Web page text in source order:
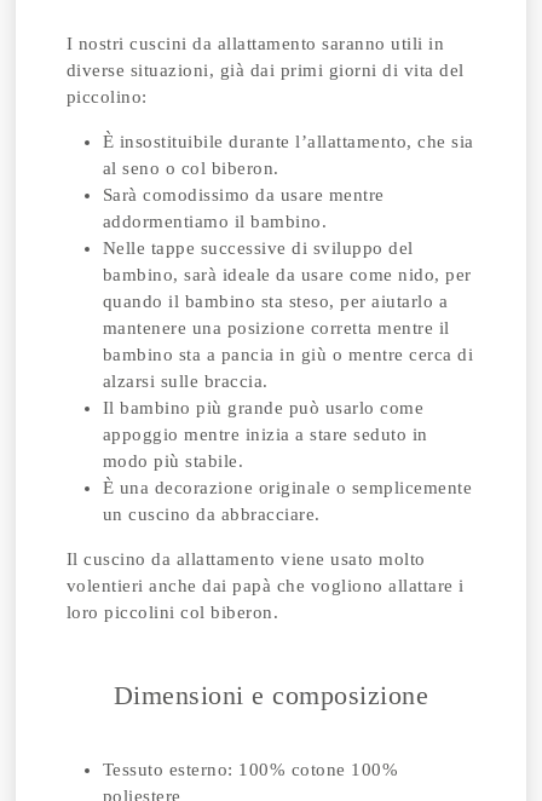
I nostri cuscini da allattamento saranno utili in
diverse situazioni, già dai primi giorni di vita del
piccolino:
È insostituibile durante l’allattamento, che sia
al seno o col biberon.
Sarà comodissimo da usare mentre
addormentiamo il bambino.
Nelle tappe successive di sviluppo del
bambino, sarà ideale da usare come nido, per
quando il bambino sta steso, per aiutarlo a
mantenere una posizione corretta mentre il
bambino sta a pancia in giù o mentre cerca di
alzarsi sulle braccia.
Il bambino più grande può usarlo come
appoggio mentre inizia a stare seduto in
modo più stabile.
È una decorazione originale o semplicemente
un cuscino da abbracciare.
Il cuscino da allattamento viene usato molto
volentieri anche dai papà che vogliono allattare i
loro piccolini col biberon.
Dimensioni e composizione
Tessuto esterno: 100% cotone 100%
poliestere